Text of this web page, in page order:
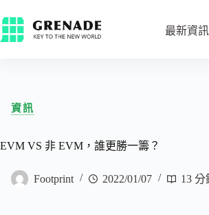
最新資訊
資訊
EVM VS 非 EVM，誰更勝一籌？
Footprint 2022/01/07 13 分